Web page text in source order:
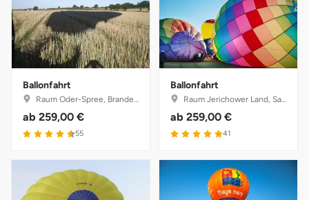
Ballonfahrt
Raum Oder-Spree, Brandenburg
ab 259,00 €
4.6 von 5
55
Ballonfahrt
Raum Jerichower Land, Sachsen-Anhalt
ab 259,00 €
5 von 5
41